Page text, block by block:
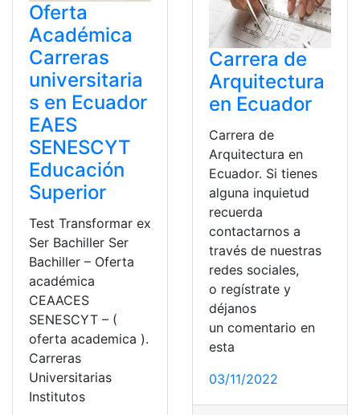
Oferta
Académica
Carreras
universitaria
s en Ecuador
EAES
SENESCYT
Educación
Superior
Test Transformar ex
Ser Bachiller Ser
Bachiller – Oferta
académica
CEAACES
SENESCYT – (
oferta academica ).
Carreras
Universitarias
Institutos
Carrera de
Arquitectura
en Ecuador
Carrera de
Arquitectura en
Ecuador. Si tienes
alguna inquietud
recuerda
contactarnos a
través de nuestras
redes sociales,
o regístrate y
déjanos
un comentario en
esta
03/11/2022